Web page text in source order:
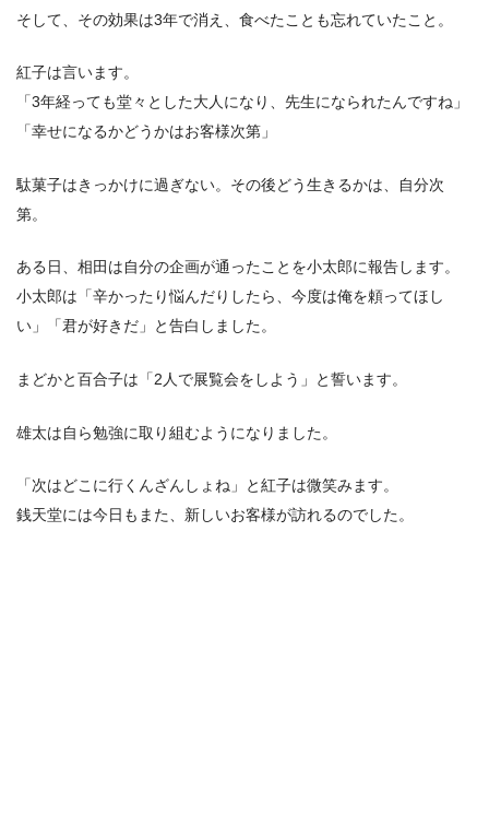
そして、その効果は3年で消え、食べたことも忘れていたこと。
紅子は言います。
「3年経っても堂々とした大人になり、先生になられたんですね」
「幸せになるかどうかはお客様次第」
駄菓子はきっかけに過ぎない。その後どう生きるかは、自分次
第。
ある日、相田は自分の企画が通ったことを小太郎に報告します。
小太郎は「辛かったり悩んだりしたら、今度は俺を頼ってほし
い」「君が好きだ」と告白しました。
まどかと百合子は「2人で展覧会をしよう」と誓います。
雄太は自ら勉強に取り組むようになりました。
「次はどこに行くんざんしょね」と紅子は微笑みます。
銭天堂には今日もまた、新しいお客様が訪れるのでした。